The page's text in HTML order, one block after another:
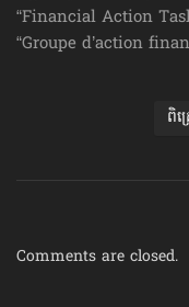
“Financial Action
“Groupe d’action
ពិគ្
Comments are closed.